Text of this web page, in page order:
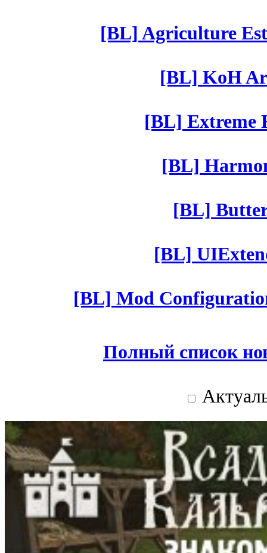
[BL] Agriculture
[BL] KoH
[BL] Extreme
[BL]
[BL]
[BL]
[BL] Mod
Полный список